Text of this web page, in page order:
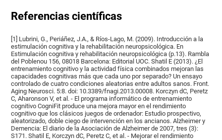
Referencias científicas
[1] Lubrini, G., Periáñez, J.A., & Ríos-Lago, M. (2009). Introducción a la
estimulación cognitiva y la rehabilitación neuropsicológica. En
Estimulación cognitiva y rehabilitación neuropsicológica (p.13). Rambla
del Poblenou 156, 08018 Barcelona: Editorial UOC. Shatil E (2013). ¿El
entrenamiento cognitivo y la actividad física combinados mejoran las
capacidades cognitivas más que cada uno por separado? Un ensayo
controlado de cuatro condiciones aleatorias entre adultos sanos. Front.
Aging Neurosci. 5:8. doi: 10.3389/fnagi.2013.00008. Korczyn dC, Peretz
C, Aharonson V, et al. - El programa informático de entrenamiento
cognitivo CogniFit produce una mejora mayor en el rendimiento
cognitivo que los clásicos juegos de ordenador: Estudio prospectivo,
aleatorizado, doble ciego de intervención en los ancianos. Alzheimer y
Demencia: El diario de la Asociación de Alzheimer de 2007, tres (3):
S171. Shatil E, Korczyn dC, Peretz C, et al. - Mejorar el rendimiento